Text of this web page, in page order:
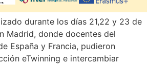
durante los días 21,22 y 23 de
Madrid, donde docentes del
España y Francia, pudieron
eTwinning e intercambiar